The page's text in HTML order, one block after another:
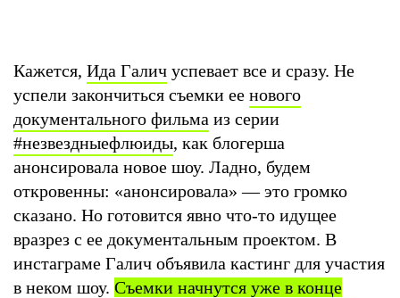
Кажется, Ида Галич успевает все и сразу. Не
успели закончиться съемки ее нового
документального фильма из серии
#незвездныефлюиды, как блогерша
анонсировала новое шоу. Ладно, будем
откровенны: «анонсировала» — это громко
сказано. Но готовится явно что-то идущее
вразрез с ее документальным проектом. В
инстаграме Галич объявила кастинг для участия
в неком шоу. Съемки начнутся уже в конце